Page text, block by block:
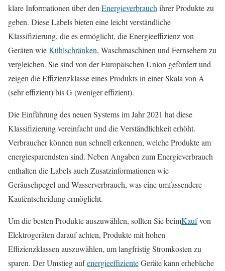
klare Informationen über denEnergieverbrauchihrer Produkte zu
geben. Diese Labels bieten eine leicht verständliche
Klassifizierung, die es ermöglicht, die Energieeffizienz von
Geräten wieKühlschränken, Waschmaschinen und Fernsehern zu
vergleichen. Sie sind von der Europäischen Union gefördert und
zeigen die Effizienzklasse eines Produkts in einer Skala von A
(sehr effizient) bis G (weniger effizient).
Die Einführung des neuen Systems im Jahr 2021 hat diese
Klassifizierung vereinfacht und die Verständlichkeit erhöht.
Verbraucher können nun schnell erkennen, welche Produkte am
energiesparendsten sind. Neben Angaben zum Energieverbrauch
enthalten die Labels auch Zusatzinformationen wie
Geräuschpegel und Wasserverbrauch, was eine umfassendere
Kaufentscheidung ermöglicht.
Um die besten Produkte auszuwählen, sollten Sie beimKaufvon
Elektrogeräten darauf achten, Produkte mit hohen
Effizienzklassen auszuwählen, um langfristig Stromkosten zu
sparen. Der Umstieg aufenergieeffizienteGeräte kann erhebliche